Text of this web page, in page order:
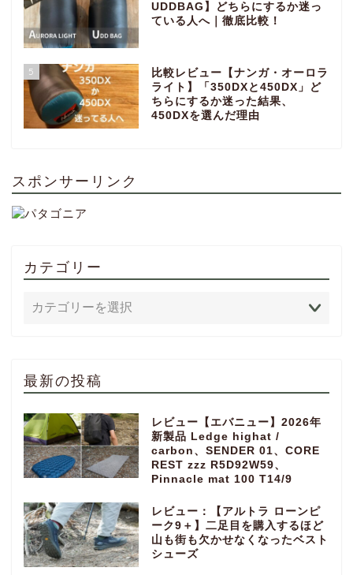
UDDBAG】どちらにするか迷っ
ている人へ｜徹底比較！
5
比較レビュー【ナンガ・オーロラ
ライト】「350DXと450DX」ど
ちらにするか迷った結果、
450DXを選んだ理由
スポンサーリンク
カテゴリー
最新の投稿
レビュー【エバニュー】2026年
新製品 Ledge highat /
carbon、SENDER 01、CORE
REST zzz R5D92W59、
Pinnacle mat 100 T14/9
レビュー：【アルトラ ローンピ
ーク9＋】二足目を購入するほど
山も街も欠かせなくなったベスト
シューズ